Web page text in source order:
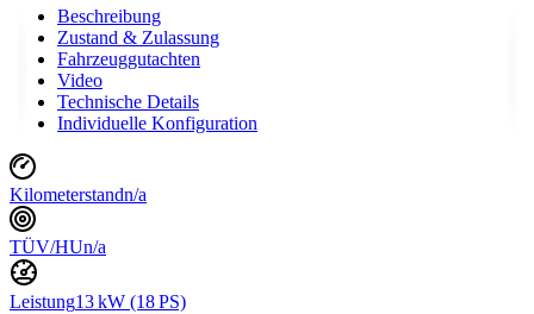
Beschreibung
Zustand & Zulassung
Fahrzeuggutachten
Video
Technische Details
Individuelle Konfiguration
Kilometerstandn/a
TÜV/HUn/a
Leistung13 kW (18 PS)